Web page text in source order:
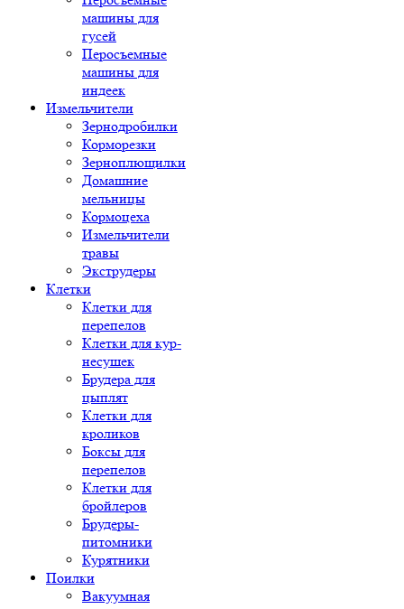
машины для
гусей
Перосъемные
машины для
индеек
Измельчители
Зернодробилки
Корморезки
Зерноплющилки
Домашние
мельницы
Кормоцеха
Измельчители
травы
Экструдеры
Клетки
Клетки для
перепелов
Клетки для кур-
несушек
Брудера для
цыплят
Клетки для
кроликов
Боксы для
перепелов
Клетки для
бройлеров
Брудеры-
питомники
Курятники
Поилки
Вакуумная